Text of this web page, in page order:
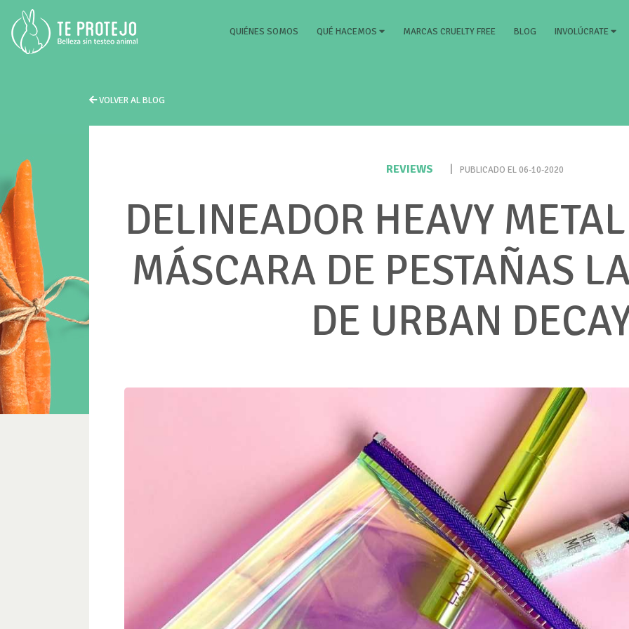
QUIÉNES SOMOS (CURRENT)
QUÉ HACEMOS MARCAS CRUELTY FREE BLOG INVOLÚCRATE
VOLVER AL BLOG
REVIEWS PUBLICADO EL 06-10-2020
DELINEADOR HEAVY
MÁSCARA DE PESTAÑAS
DE URBAN